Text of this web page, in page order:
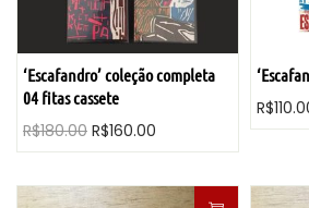
i
g
a
i
n
t
e
n
‘Escafandro’ coleção completa
04 fitas cassete
R$180.00 O
p
r
R$160.00
p
r
R$